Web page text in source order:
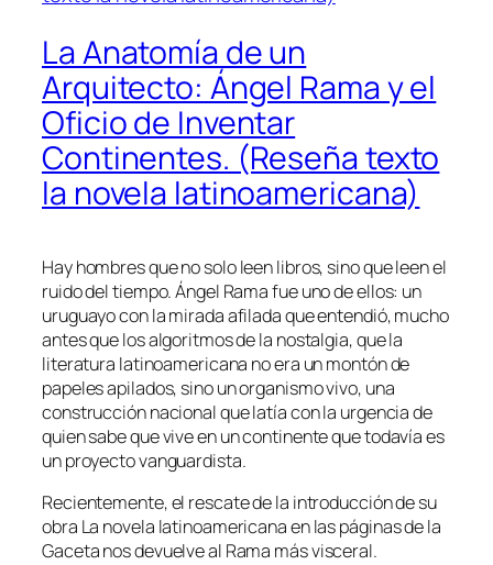
La Anatomía de un
Arquitecto: Ángel Rama y el
Oficio de Inventar
Continentes. (Reseña texto
la novela latinoamericana)
Hay hombres que no solo leen libros, sino que leen el
ruido del tiempo. Ángel Rama fue uno de ellos: un
uruguayo con la mirada afilada que entendió, mucho
antes que los algoritmos de la nostalgia, que la
literatura latinoamericana no era un montón de
papeles apilados, sino un organismo vivo, una
construcción nacional que latía con la urgencia de
quien sabe que vive en un continente que todavía es
un proyecto vanguardista.
Recientemente, el rescate de la introducción de su
obra La novela latinoamericana en las páginas de la
Gaceta nos devuelve al Rama más visceral.